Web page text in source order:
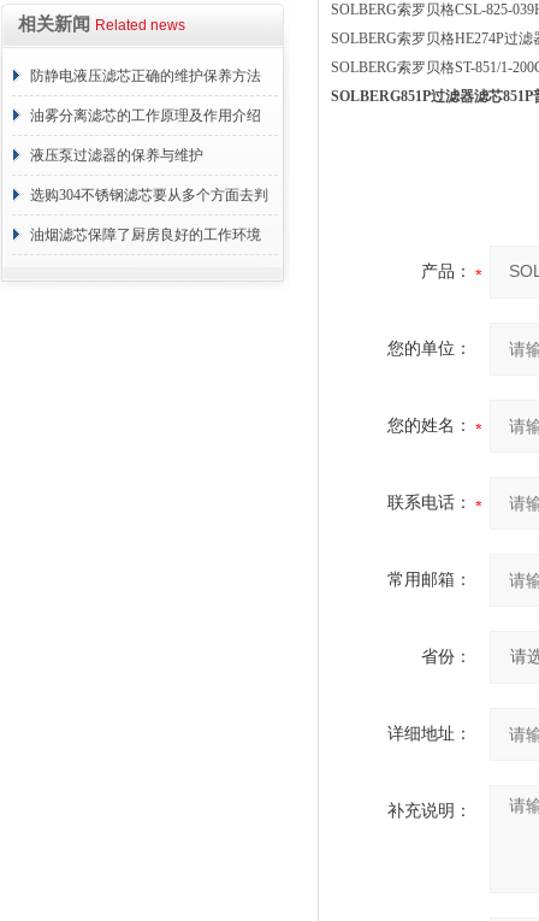
相关新闻 Related news
防静电液压滤芯正确的维护保养方法
油雾分离滤芯的工作原理及作用介绍
液压泵过滤器的保养与维护
选购304不锈钢滤芯要从多个方面去判
断
油烟滤芯保障了厨房良好的工作环境
SOLBERG索罗贝格CSL-825-
SOLBERG索罗贝格HE274P过滤
SOLBERG索罗贝格ST-851/1-
SOLBERG851P过滤器滤芯851P
产品：
您的单位：
您的姓名：
联系电话：
常用邮箱：
省份：
详细地址：
补充说明：